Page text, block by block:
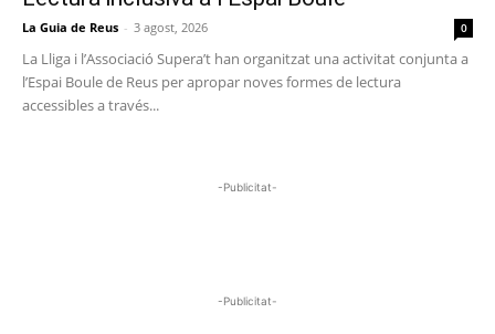
La Guia de Reus - 3 agost, 2026 0
La Lliga i l’Associació Supera’t han organitzat una activitat conjunta a
l’Espai Boule de Reus per apropar noves formes de lectura
accessibles a través...
-Publicitat-
-Publicitat-